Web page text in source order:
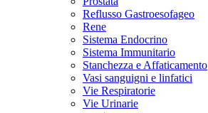
Reflusso Gastroesofageo
Rene
Sistema Endocrino
Sistema Immunitario
Stanchezza e Affaticamento
Vasi sanguigni e linfatici
Vie Respiratorie
Vie Urinarie